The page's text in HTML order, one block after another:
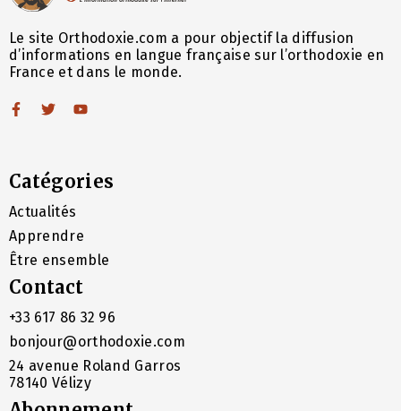
Le site Orthodoxie.com a pour objectif la diffusion
d’informations en langue française sur l’orthodoxie en
France et dans le monde.
Catégories
Actualités
Apprendre
Être ensemble
Contact
+33 617 86 32 96
bonjour@orthodoxie.com
24 avenue Roland Garros
78140 Vélizy